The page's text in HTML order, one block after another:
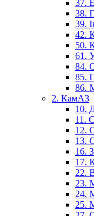
37.
38.
39.
42.
50.
61.
84.
85.
86.
2. КамАЗ
10.
11.
12.
13.
16.
17.
22.
23.
24.
25.